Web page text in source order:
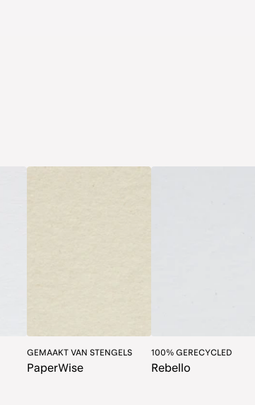
GEMAAKT VAN STENGELS
PaperWise
100% GERECYCLED
Rebello